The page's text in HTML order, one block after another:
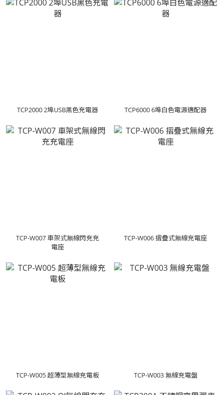
TCP2000 2埠USB黑色充電器 TCP6000 6埠白色電源適配器
TCP-W007 車架式無線閃充充
電座
TCP-W006 摺疊式無線充電座
TCP-W005 超薄型無線充電板 TCP-W003 無線充電盤